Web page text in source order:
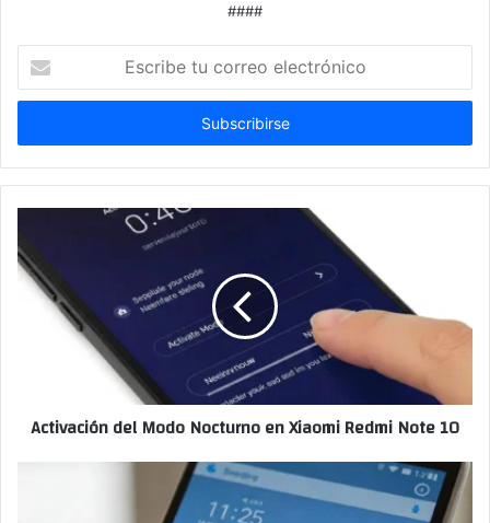
####
correo
Activación del Modo Nocturno en Xiaomi Redmi Note 10